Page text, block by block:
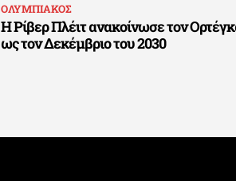
ΟΛΥΜΠΙΑΚΟΣ
Η Ρίβερ Πλέιτ ανακοίνωσε τον
ως τον Δεκέμβριο του 2030